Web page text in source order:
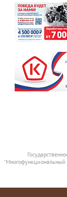
"Многофункциональный